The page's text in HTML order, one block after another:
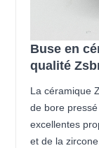
Buse en
qualité
La céramique
de bore
excellentes
et de la